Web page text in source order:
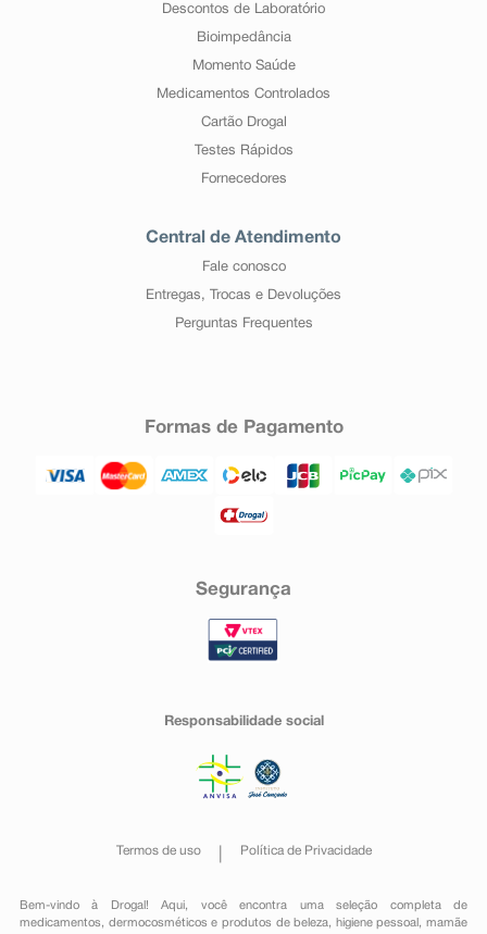
Descontos de Laboratório
Bioimpedância
Momento Saúde
Medicamentos Controlados
Cartão Drogal
Testes Rápidos
Fornecedores
Central de Atendimento
Fale conosco
Entregas, Trocas e Devoluções
Perguntas Frequentes
Formas de Pagamento
Segurança
Responsabilidade social
Termos de uso Política de Privacidade
Bem-vindo à Drogal! Aqui, você encontra uma seleção completa de
medicamentos , dermocosméticos e produtos de beleza, higiene pessoal ,mamãe